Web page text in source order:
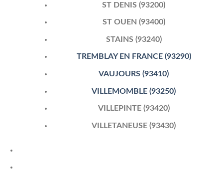
ST DENIS (93200)
ST OUEN (93400)
STAINS (93240)
TREMBLAY EN FRANCE (93290)
VAUJOURS (93410)
VILLEMOMBLE (93250)
VILLEPINTE (93420)
VILLETANEUSE (93430)